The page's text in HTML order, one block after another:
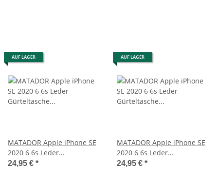
AUF LAGER
MATADOR Apple iPhone SE
2020 6 6s Leder
Gürteltasche Quer Braun
24,95 € *
AUF LAGER
MATADOR Apple iPhone SE
2020 6 6s Leder
Gürteltasche Vertikal Braun
24,95 € *